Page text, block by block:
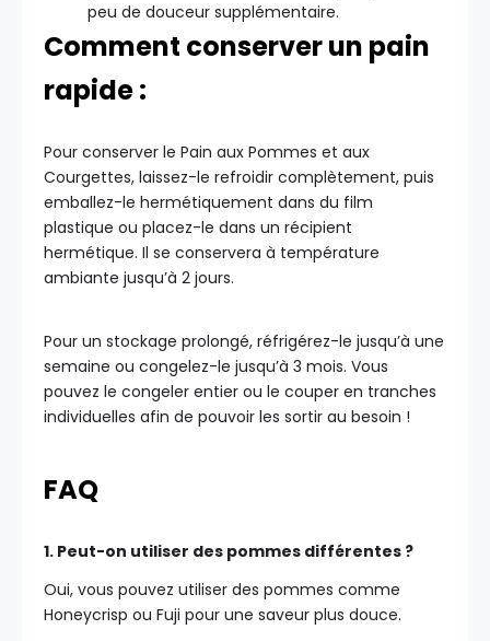
peu de douceur supplémentaire.
Comment conserver un pain
rapide :
Pour conserver le Pain aux Pommes et aux
Courgettes, laissez-le refroidir complètement, puis
emballez-le hermétiquement dans du film
plastique ou placez-le dans un récipient
hermétique. Il se conservera à température
ambiante jusqu’à 2 jours.
Pour un stockage prolongé, réfrigérez-le jusqu’à une
semaine ou congelez-le jusqu’à 3 mois. Vous
pouvez le congeler entier ou le couper en tranches
individuelles afin de pouvoir les sortir au besoin !
FAQ
1. Peut-on utiliser des pommes différentes ?
Oui, vous pouvez utiliser des pommes comme
Honeycrisp ou Fuji pour une saveur plus douce.